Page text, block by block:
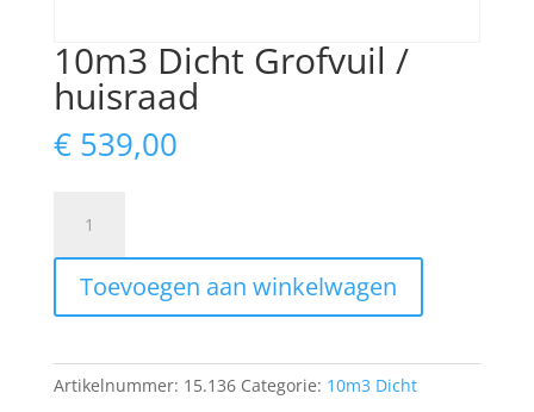
10m3 Dicht Grofvuil /
huisraad
€539,00
Dicht
Grofvuil
huisraad
Toevoegen aan winkelwagen
Artikelnummer: 15.136 Categorie: 10m3 Dicht